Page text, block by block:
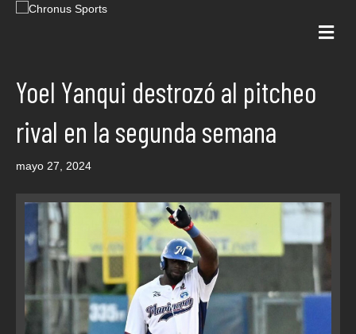
Yoel Yanqui destrozó al pitcheo
rival en la segunda semana
mayo 27, 2024